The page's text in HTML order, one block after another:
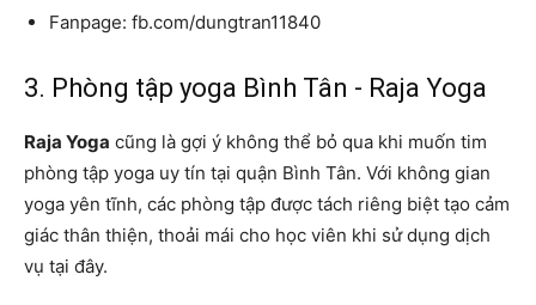
Fanpage: fb.com/dungtran11840
3. Phòng tập yoga Bình Tân - Raja Yoga
Raja Yoga cũng là gợi ý không thể bỏ qua khi muốn tim
phòng tập yoga uy tín tại quận Bình Tân. Với không gian
yoga yên tĩnh, các phòng tập được tách riêng biệt tạo cảm
giác thân thiện, thoải mái cho học viên khi sử dụng dịch
vụ tại đây.